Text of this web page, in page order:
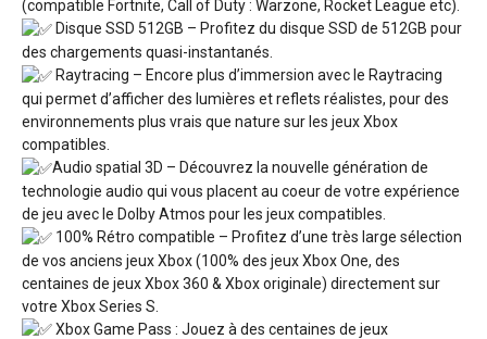
(compatible Fortnite, Call of Duty : Warzone, Rocket League etc).
Disque SSD 512GB – Profitez du disque SSD de 512GB pour
des chargements quasi-instantanés.
Raytracing – Encore plus d’immersion avec le Raytracing
qui permet d’afficher des lumières et reflets réalistes, pour des
environnements plus vrais que nature sur les jeux Xbox
compatibles.
Audio spatial 3D – Découvrez la nouvelle génération de
technologie audio qui vous placent au coeur de votre expérience
de jeu avec le Dolby Atmos pour les jeux compatibles.
100% Rétro compatible – Profitez d’une très large sélection
de vos anciens jeux Xbox (100% des jeux Xbox One, des
centaines de jeux Xbox 360 & Xbox originale) directement sur
votre Xbox Series S.
Xbox Game Pass : Jouez à des centaines de jeux